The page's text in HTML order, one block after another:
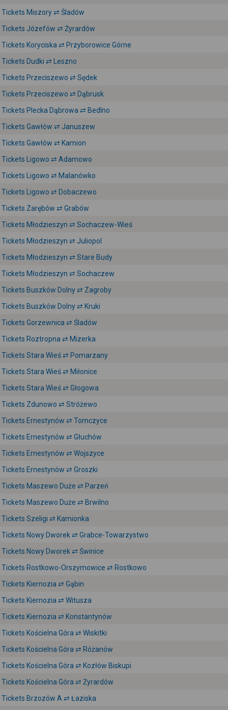
Tickets Miszory ⇄ Śladów
Tickets Józefów ⇄ Żyrardów
Tickets Koryciska ⇄ Przyborowice Górne
Tickets Dudki ⇄ Leszno
Tickets Przeciszewo ⇄ Sędek
Tickets Przeciszewo ⇄ Dąbrusk
Tickets Plecka Dąbrowa ⇄ Bedlno
Tickets Gawłów ⇄ Januszew
Tickets Gawłów ⇄ Kamion
Tickets Ligowo ⇄ Adamowo
Tickets Ligowo ⇄ Malanówko
Tickets Ligowo ⇄ Dobaczewo
Tickets Zarębów ⇄ Grabów
Tickets Młodzieszyn ⇄ Sochaczew-Wieś
Tickets Młodzieszyn ⇄ Juliopol
Tickets Młodzieszyn ⇄ Stare Budy
Tickets Młodzieszyn ⇄ Sochaczew
Tickets Buszków Dolny ⇄ Zagroby
Tickets Buszków Dolny ⇄ Kruki
Tickets Gorzewnica ⇄ Śladów
Tickets Roztropna ⇄ Mizerka
Tickets Stara Wieś ⇄ Pomarzany
Tickets Stara Wieś ⇄ Miłonice
Tickets Stara Wieś ⇄ Głogowa
Tickets Zdunowo ⇄ Stróżewo
Tickets Ernestynów ⇄ Tomczyce
Tickets Ernestynów ⇄ Głuchów
Tickets Ernestynów ⇄ Wojszyce
Tickets Ernestynów ⇄ Groszki
Tickets Maszewo Duże ⇄ Parzeń
Tickets Maszewo Duże ⇄ Brwilno
Tickets Szeligi ⇄ Kamionka
Tickets Nowy Dworek ⇄ Grabce-Towarzystwo
Tickets Nowy Dworek ⇄ Świnice
Tickets Rostkowo-Orszymowice ⇄ Rostkowo
Tickets Kiernozia ⇄ Gąbin
Tickets Kiernozia ⇄ Witusza
Tickets Kiernozia ⇄ Konstantynów
Tickets Kościelna Góra ⇄ Wiskitki
Tickets Kościelna Góra ⇄ Różanów
Tickets Kościelna Góra ⇄ Kozłów Biskupi
Tickets Kościelna Góra ⇄ Żyrardów
Tickets Brzozów A ⇄ Łaziska